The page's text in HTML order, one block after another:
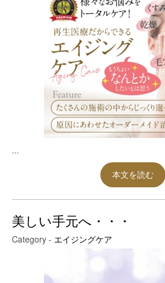
...
本文を読む
美しい手元へ・・・
Category - エイジングケア